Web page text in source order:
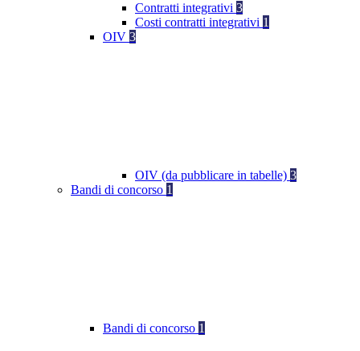
Contratti integrativi 3
Costi contratti integrativi 1
OIV 3
OIV (da pubblicare in tabelle) 3
Bandi di concorso 1
Bandi di concorso 1